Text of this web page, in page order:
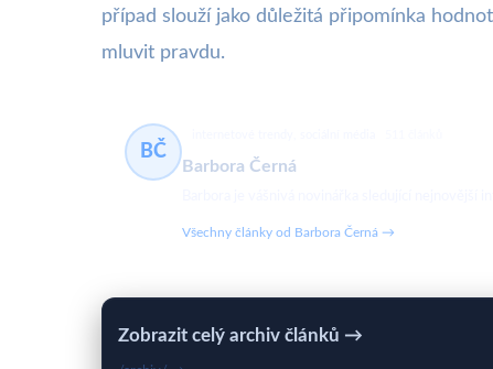
případ slouží jako důležitá připomínka
mluvit pravdu.
BČ
Barbora Černá
Všechny články od Barbora Černá →
Zobrazit celý archiv článků →